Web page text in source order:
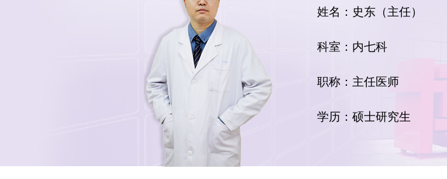
姓名：史东（主任）
科室：内七科
职称：主任医师
学历：硕士研究生